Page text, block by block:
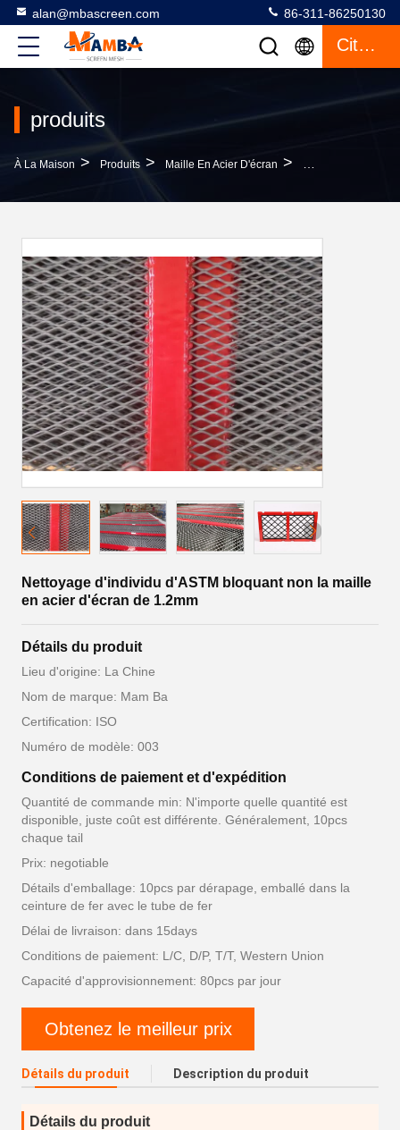
alan@mbascreen.com 86-311-86250130
Citation
produits
À La Maison > Produits > Maille En Acier D'écran > Nettoyage
Nettoyage d'individu d'ASTM bloquant non la maille
en acier d'écran de 1.2mm
Détails du produit
Lieu d'origine: La Chine
Nom de marque: Mam Ba
Certification: ISO
Numéro de modèle: 003
Conditions de paiement et d'expédition
Quantité de commande min: N'importe quelle quantité est
disponible, juste coût est différente. Généralement, 10pcs
chaque tail
Prix: negotiable
Détails d'emballage: 10pcs par dérapage, emballé dans la
ceinture de fer avec le tube de fer
Délai de livraison: dans 15days
Conditions de paiement: L/C, D/P, T/T, Western Union
Capacité d'approvisionnement: 80pcs par jour
Obtenez le meilleur prix
Détails du produit Description du produit
Détails du produit